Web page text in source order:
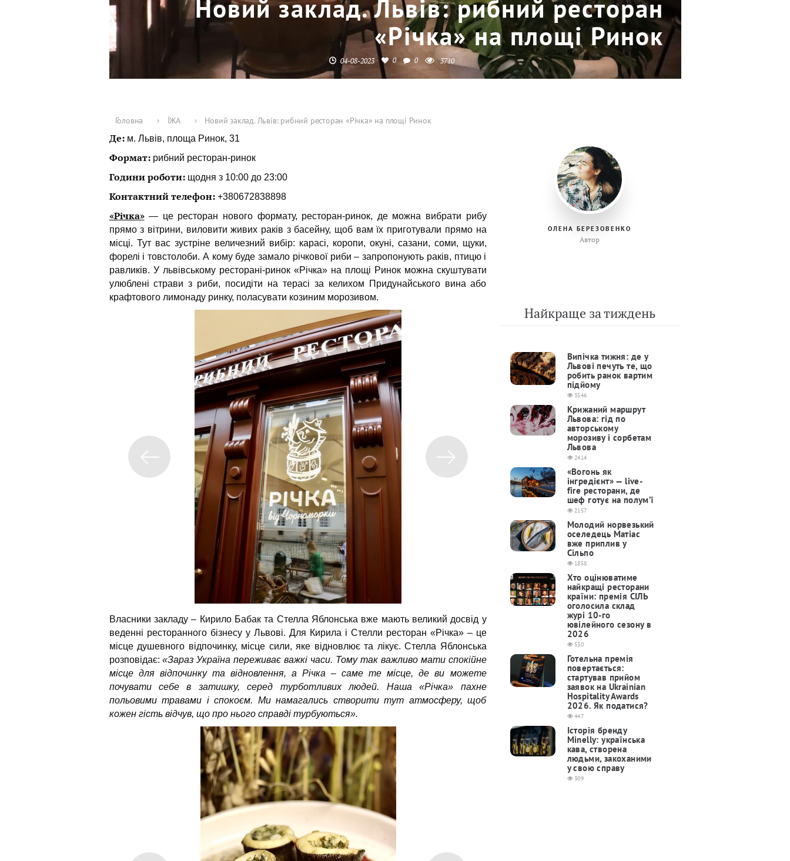
Новий заклад. Львів: рибний ресторан
«Річка» на площі Ринок
04-08-2023 0 0 3710
Головна › ЇЖА › Новий заклад. Львів: рибний ресторан «Річка» на площі Ринок
Де:м. Львів, площа Ринок, 31
Формат:рибний ресторан-ринок
Години роботи:щодня з 10:00 до 23:00
Контактний телефон:+380672838898
«Річка»— це ресторан нового формату, ресторан-ринок, де можна вибрати рибу
прямо з вітрини, виловити живих раків з басейну, щоб вам їх приготували прямо на
місці. Тут вас зустріне величезний вибір: карасі, коропи, окуні, сазани, соми, щуки,
форелі і товстолоби. А кому буде замало річкової риби – запропонують раків, птицю і
равликів. У львівському ресторані-ринок «Річка» на площі Ринок можна скуштувати
улюблені страви з риби, посидіти на терасі за келихом Придунайського вина або
крафтового лимонаду ринку, поласувати козиним морозивом.
Власники закладу – Кирило Бабак та Стелла Яблонська вже мають великий досвід у
веденні ресторанного бізнесу у Львові. Для Кирила і Стелли ресторан «Річка» – це
місце душевного відпочинку, місце сили, яке відновлює та лікує. Стелла Яблонська
розповідає:«Зараз Україна переживає важкі часи. Тому так важливо мати спокійне
місце для відпочинку та відновлення, а Річка – саме те місце, де ви можете
почувати себе в затишку, серед турботливих людей. Наша «Річка» пахне
польовими травами і спокоєм. Ми намагались створити тут атмосферу, щоб
кожен гість відчув, що про нього справді турбуються».
ОЛЕНА БЕРЕЗОВЕНКО
Автор
Найкраще за тиждень
Випічка тижня: де у
Львові печуть те, що
робить ранок вартим
підйому
3546
Крижаний маршрут
Львова: гід по
авторському
морозиву і сорбетам
Львова
2414
«Вогонь як
інгредієнт» — live-
fire ресторани, де
шеф готує на полум’ї
2157
Молодий норвезький
оселедець Матіас
вже приплив у
Сільпо
1858
Хто оцінюватиме
найкращі ресторани
країни: премія СІЛЬ
оголосила склад
журі 10-го
ювілейного сезону в
2026
530
Готельна премія
повертається:
cтартував прийом
заявок на Ukrainian
Hospitality Awards
2026. Як податися?
447
Історія бренду
Minelly: українська
кава, створена
людьми, закоханими
у свою справу
309